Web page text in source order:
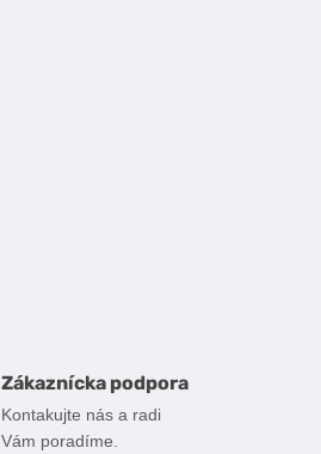
Zákaznícka podpora
Kontakujte nás a radi
Vám poradíme.